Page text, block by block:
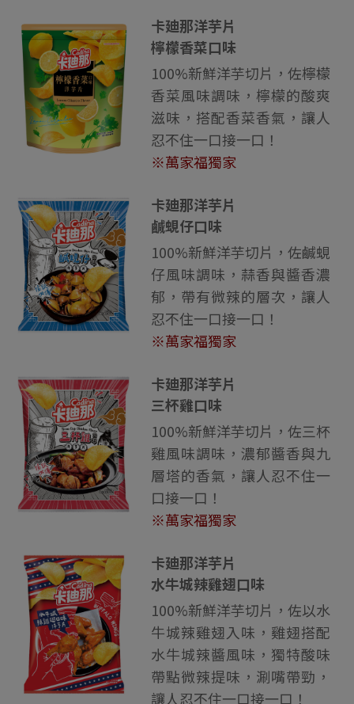
卡廸那洋芋片
檸檬香菜口味
100%新鮮洋芋切片，佐檸檬
香菜風味調味，檸檬的酸爽
滋味，搭配香菜香氣，讓人
忍不住一口接一口！
※萬家福獨家
卡廸那洋芋片
鹹蜆仔口味
100%新鮮洋芋切片，佐鹹蜆
仔風味調味，蒜香與醬香濃
郁，帶有微辣的層次，讓人
忍不住一口接一口！
※萬家福獨家
卡廸那洋芋片
三杯雞口味
100%新鮮洋芋切片，佐三杯
雞風味調味，濃郁醬香與九
層塔的香氣，讓人忍不住一
口接一口！
※萬家福獨家
卡廸那洋芋片
水牛城辣雞翅口味
100%新鮮洋芋切片，佐以水
牛城辣雞翅入味，雞翅搭配
水牛城辣醬風味，獨特酸味
帶點微辣提味，涮嘴帶勁，
讓人忍不住一口接一口！